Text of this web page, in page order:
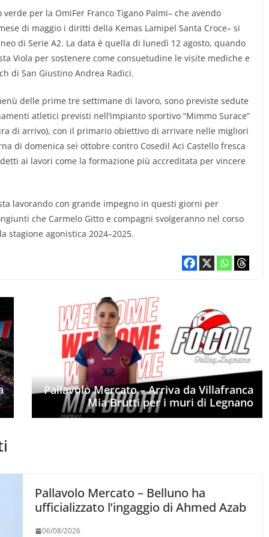
per la OmiFer Franco Tigano Palmi– che avendo
di maggio i diritti della Kemas Lamipel Santa Croce– si
di Serie A2. La data è quella di lunedì 12 agosto, quando
Viola per sostenere come consuetudine le visite mediche e
di San Giustino Andrea Radici.
delle prime tre settimane di lavoro, sono previste sedute
atletici previsti nell’impianto sportivo “Mimmo Surace”
di arrivo), con il primario obiettivo di arrivare nelle migliori
di domenica sei ottobre contro Cosedil Aci Castello fresca
ai lavori come la formazione più accreditata per vincere
lavorando con grande impegno in questi giorni per
che Carmelo Gitto e compagni svolgeranno nel corso
stagione agonistica 2024–2025.
Pallavolo Mercato – Arriva da Villafranca
Mia Brutti per i muri di Legnano
Pallavolo Mercato – Belluno ha
ufficializzato l’ingaggio di Ahmed Azab
06/08/2026